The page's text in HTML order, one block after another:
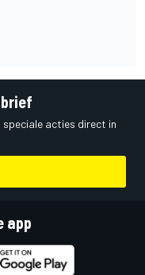
acties direct in
app